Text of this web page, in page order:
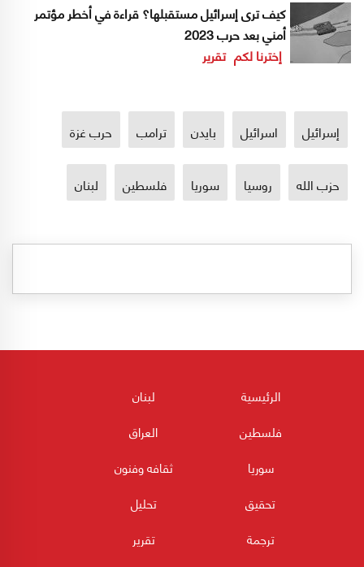
كيف ترى إسرائيل مستقبلها؟ قراءة في أخطر مؤتمر
أمني بعد حرب 2023
إخترنا لكم تقرير
إسرائيل اسرائيل بايدن ترامب حرب غزة
حزب الله روسيا سوريا فلسطين لبنان
الرئيسية
لبنان
فلسطين
العراق
سوريا
ثقافه وفنون
تحقيق
تحليل
ترجمة
تقرير